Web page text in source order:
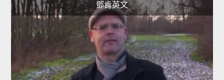
鄧肯英文